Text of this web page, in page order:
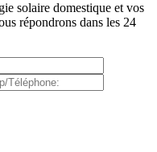
solaire domestique et vos
répondrons dans les 24